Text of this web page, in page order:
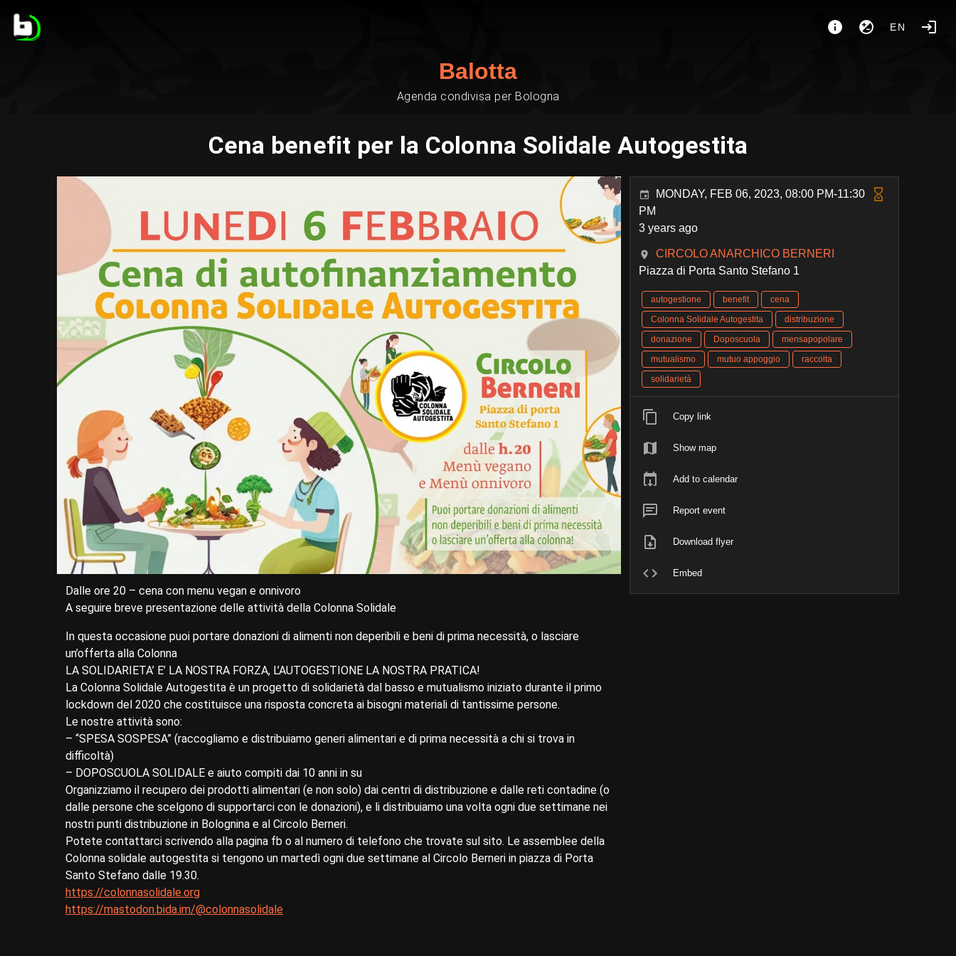
EN
Balotta
Agenda condivisa per Bologna
Cena benefit per la Colonna Solidale Autogestita
Dalle ore 20 – cena con menu vegan e onnivoro
A seguire breve presentazione delle attività della Colonna Solidale
In questa occasione puoi portare donazioni di alimenti non deperibili e beni di prima necessità, o lasciare
un’offerta alla Colonna
LA SOLIDARIETA’ E’ LA NOSTRA FORZA, L’AUTOGESTIONE LA NOSTRA PRATICA!
La Colonna Solidale Autogestita è un progetto di solidarietà dal basso e mutualismo iniziato durante il primo
lockdown del 2020 che costituisce una risposta concreta ai bisogni materiali di tantissime persone.
Le nostre attività sono:
– “SPESA SOSPESA” (raccogliamo e distribuiamo generi alimentari e di prima necessità a chi si trova in
difficoltà)
– DOPOSCUOLA SOLIDALE e aiuto compiti dai 10 anni in su
Organizziamo il recupero dei prodotti alimentari (e non solo) dai centri di distribuzione e dalle reti contadine (o
dalle persone che scelgono di supportarci con le donazioni), e li distribuiamo una volta ogni due settimane nei
nostri punti distribuzione in Bolognina e al Circolo Berneri.
Potete contattarci scrivendo alla pagina fb o al numero di telefono che trovate sul sito. Le assemblee della
Colonna solidale autogestita si tengono un martedì ogni due settimane al Circolo Berneri in piazza di Porta
Santo Stefano dalle 19.30.
https://colonnasolidale.org
https://mastodon.bida.im/@colonnasolidale
MONDAY, FEB 06, 2023, 08:00 PM-11:30
PM
3 years ago
CIRCOLO ANARCHICO BERNERI
Piazza di Porta Santo Stefano 1
autogestione benefit
cena
Colonna Solidale Autogestita
distribuzione
donazione
Doposcuola
mensapopolare
mutualismo
mutuo appoggio
raccolta
solidarietà
Copy link
Show map
Add to calendar
Report event
Download flyer
Embed